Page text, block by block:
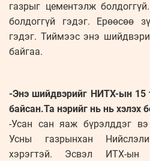
газрыг цементэлж
болдоггүй гэдэг. Ерөөсөө
гэдэг. Тиймээс энэ
байгаа.
-Энэ шийдвэрийг НИТХ-ын 15
байсан.Та нэ­рийг нь нь хэлэх
-Усан сан яаж бүрэлддэг
Усны газрынхан
хэрэгтэй. Эсвэл ИТХ-ын